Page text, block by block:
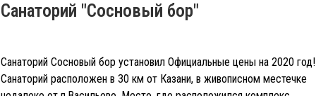
Санаторий "Сосновый бор"
Санаторий Сосновый бор установил Официальные цены на 2020 год!
Санаторий расположен в 30 км от Казани, в живописном местечке